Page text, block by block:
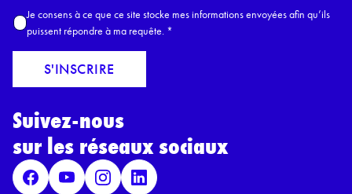
E
m
a
l
A
c
c
R
P
D
*
Je consens à ce que ce site stocke mes informations envoyées afin qu’ils
puissent répondre à ma requête. *
S'INSCRIRE
Suivez-nous
sur les réseaux sociaux